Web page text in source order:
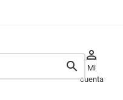


Mi
cuenta